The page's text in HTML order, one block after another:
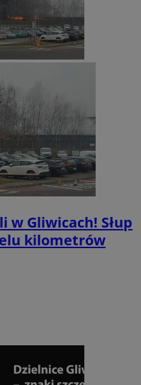
w Gliwicach! Słup
kilometrów